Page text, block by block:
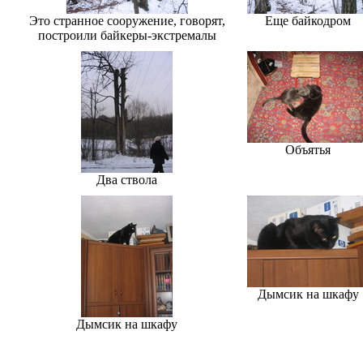
Это странное сооружение, говорят,
построили байкеры-экстремалы
Еще байкодром
Два ствола
Объятья
Дымсик на шкафу
Дымсик на шкафу